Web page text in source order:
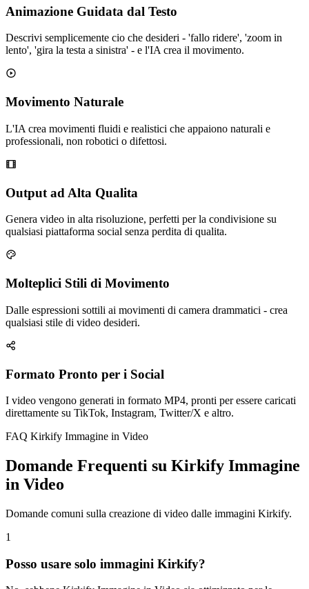
Animazione Guidata dal Testo
Descrivi semplicemente cio che desideri - 'fallo ridere', 'zoom in
lento', 'gira la testa a sinistra' - e l'IA crea il movimento.
Movimento Naturale
L'IA crea movimenti fluidi e realistici che appaiono naturali e
professionali, non robotici o difettosi.
Output ad Alta Qualita
Genera video in alta risoluzione, perfetti per la condivisione su
qualsiasi piattaforma social senza perdita di qualita.
Molteplici Stili di Movimento
Dalle espressioni sottili ai movimenti di camera drammatici - crea
qualsiasi stile di video desideri.
Formato Pronto per i Social
I video vengono generati in formato MP4, pronti per essere caricati
direttamente su TikTok, Instagram, Twitter/X e altro.
FAQ Kirkify Immagine in Video
Domande Frequenti su Kirkify Immagine
in Video
Domande comuni sulla creazione di video dalle immagini Kirkify.
1
Posso usare solo immagini Kirkify?